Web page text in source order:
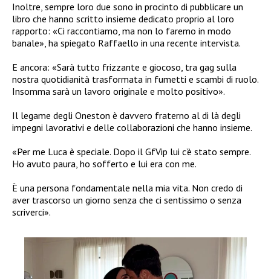
Inoltre, sempre loro due sono in procinto di pubblicare un
libro che hanno scritto insieme dedicato proprio al loro
rapporto: «Ci raccontiamo, ma non lo faremo in modo
banale», ha spiegato Raffaello in una recente intervista.
E ancora: «Sarà tutto frizzante e giocoso, tra gag sulla
nostra quotidianità trasformata in fumetti e scambi di ruolo.
Insomma sarà un lavoro originale e molto positivo».
Il legame degli Oneston è davvero fraterno al di là degli
impegni lavorativi e delle collaborazioni che hanno insieme.
«Per me Luca è speciale. Dopo il GfVip lui c’è stato sempre.
Ho avuto paura, ho sofferto e lui era con me.
È una persona fondamentale nella mia vita. Non credo di
aver trascorso un giorno senza che ci sentissimo o senza
scriverci».